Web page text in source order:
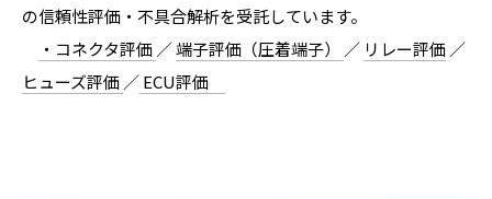
の信頼性評価・不具合解析を受託しています。
・コネクタ評価 ／端子評価（圧着端子） ／ リレー評価 ／
ヒューズ評価 ／ECU評価